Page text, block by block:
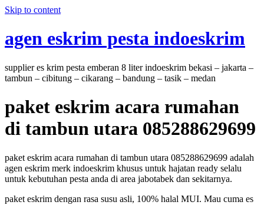
Skip to content
agen eskrim pesta indoeskrim
supplier es krim pesta emberan 8 liter indoeskrim bekasi – jakarta –
tambun – cibitung – cikarang – bandung – tasik – medan
paket eskrim acara rumahan
di tambun utara 085288629699
paket eskrim acara rumahan di tambun utara 085288629699 adalah
agen eskrim merk indoeskrim khusus untuk hajatan ready selalu
untuk kebutuhan pesta anda di area jabotabek dan sekitarnya.
paket eskrim dengan rasa susu asli, 100% halal MUI. Mau cuma es